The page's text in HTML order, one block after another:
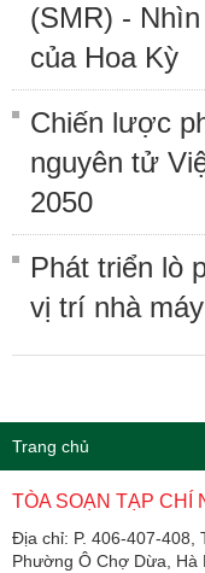
(SMR) -
của Hoa Kỳ
Chiến lược
nguyên tử
2050
Phát triển lò
vị trí nhà
Trang chủ
TÒA SOẠN TẠP CHÍ
Địa chỉ: P. 406-407-408,
Phường Ô Chợ Dừa, Hà